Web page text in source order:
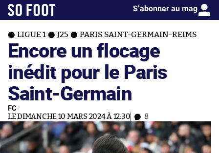
S’abonner au mag
LIGUE 1 J25 PARIS SAINT-GERMAIN-REIMS
Encore un flocage
inédit pour le Paris
Saint-Germain
FC
LE DIMANCHE 10 MARS 2024 À 12:30 8